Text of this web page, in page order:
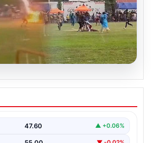
oldu! Maç sırasında
O futbolcu hayatını
47.60 ▲ +0.06%